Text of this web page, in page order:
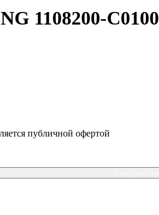
1108200-C0100
публичной офертой